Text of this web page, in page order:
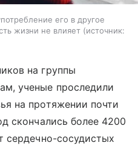
его в другое
жизни не влияет
источник:
на группы
ученые проследили
на протяжении почти
скончались более 4200
сердечно-сосудистых